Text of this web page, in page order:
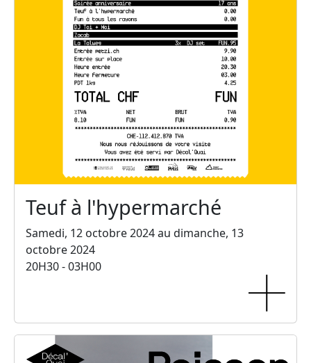
Teuf à l'hypermarché
Samedi, 12 octobre 2024 au dimanche, 13
octobre 2024
20H30 - 03H00